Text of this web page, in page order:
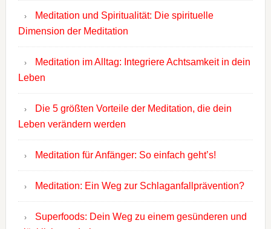
Meditation und Spiritualität: Die spirituelle
Dimension der Meditation
Meditation im Alltag: Integriere Achtsamkeit in dein
Leben
Die 5 größten Vorteile der Meditation, die dein
Leben verändern werden
Meditation für Anfänger: So einfach geht’s!
Meditation: Ein Weg zur Schlaganfallprävention?
Superfoods: Dein Weg zu einem gesünderen und